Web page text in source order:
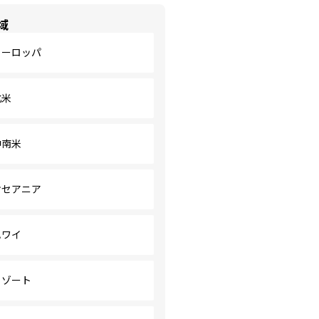
ロッパ
米
アニア
イ
ート